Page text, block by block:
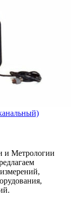
и Метрологии